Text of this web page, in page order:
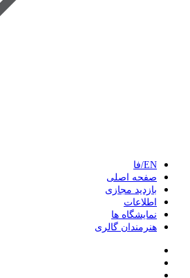
EN/فا
صفحه اصلی
بازدید مجازی
اطلاعات
نمایشگاه ها
هنرمندان گالری